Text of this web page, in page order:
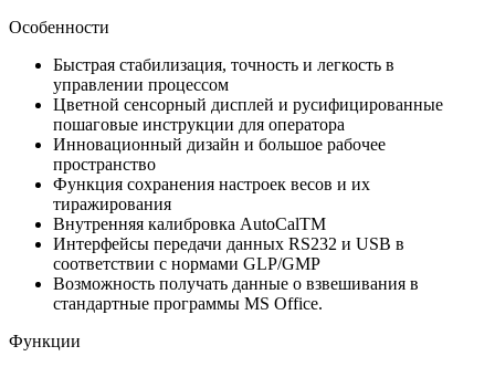
Особенности
Быстрая стабилизация, точность и легкость в
управлении процессом
Цветной сенсорный дисплей и русифицированные
пошаговые инструкции для оператора
Инновационный дизайн и большое рабочее
пространство
Функция сохранения настроек весов и их
тиражирования
Внутренняя калибровка AutoCalTM
Интерфейсы передачи данных RS232 и USB в
соответствии с нормами GLP/GMP
Возможность получать данные о взвешивания в
стандартные программы MS Office.
Функции